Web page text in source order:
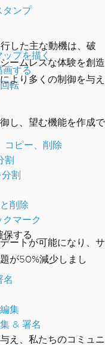
タンプ
プを描く
する
転
コピー、削除
割
割
削除
マーク
保する
名
集
& 署名
した主な動機は、破
ームレスな体験を創造
より多くの制御を与え
し、望む機能を作成で
ートが可能になり、サ
が50%減少しまし
え、私たちのコミュニ